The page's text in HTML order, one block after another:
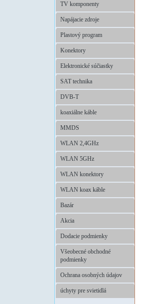
TV komponenty
Napájacie zdroje
Plastový program
Konektory
Elektronické súčiastky
SAT technika
DVB-T
koaxiálne káble
MMDS
WLAN 2,4GHz
WLAN 5GHz
WLAN konektory
WLAN koax káble
Bazár
Akcia
Dodacie podmienky
Všeobecné obchodné
podmienky
Ochrana osobných údajov
úchyty pre svietidlá